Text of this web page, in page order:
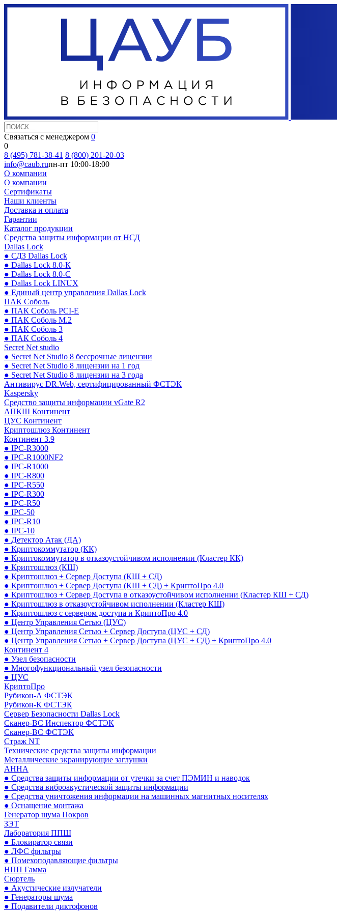
Связаться с менеджером 0
0
8 (495) 781-38-41 8 (800) 201-20-03
info@caub.ruпн-пт 10:00-18:00
О компании
О компании
Сертификаты
Наши клиенты
Доставка и оплата
Гарантии
Каталог продукции
Средства защиты информации от НСД
Dallas Lock
● СДЗ Dallas Lock
● Dallas Lock 8.0-К
● Dallas Lock 8.0-С
● Dallas Lock LINUX
● Единый центр управления Dallas Lock
ПАК Соболь
● ПАК Соболь PCI-E
● ПАК Соболь М.2
● ПАК Соболь 3
● ПАК Соболь 4
Secret Net studio
● Secret Net Studio 8 бессрочные лицензии
● Secret Net Studio 8 лицензии на 1 год
● Secret Net Studio 8 лицензии на 3 года
Антивирус DR.Web, сертифицированный ФСТЭК
Kaspersky
Средство защиты информации vGate R2
АПКШ Континент
ЦУС Континент
Криптошлюз Континент
Континент 3.9
● IPC-R3000
● IPC-R1000NF2
● IPC-R1000
● IPC-R800
● IPC-R550
● IPC-R300
● IPC-R50
● IPC-50
● IPC-R10
● IPC-10
● Детектор Атак (ДА)
● Криптокоммутатор (КК)
● Криптокоммутатор в отказоустойчивом исполнении (Кластер КК)
● Криптошлюз (КШ)
● Криптошлюз + Сервер Доступа (КШ + СД)
● Криптошлюз + Сервер Доступа (КШ + СД) + КриптоПро 4.0
● Криптошлюз + Сервер Доступа в отказоустойчивом исполнении (Кластер КШ + СД)
● Криптошлюз в отказоустойчивом исполнении (Кластер КШ)
● Криптошлюз с сервером доступа и КриптоПро 4.0
● Центр Управления Сетью (ЦУС)
● Центр Управления Сетью + Сервер Доступа (ЦУС + СД)
● Центр Управления Сетью + Сервер Доступа (ЦУС + СД) + КриптоПро 4.0
Континент 4
● Узел безопасности
● Многофункциональный узел безопасности
● ЦУС
КриптоПро
Рубикон-А ФСТЭК
Рубикон-К ФСТЭК
Сервер Безопасности Dallas Lock
Сканер-ВС Инспектор ФСТЭК
Сканер-ВС ФСТЭК
Страж NT
Технические средства защиты информации
Металлические экранирующие заглушки
АННА
● Средства защиты информации от утечки за счет ПЭМИН и наводок
● Средства виброакустической защиты информации
● Средства уничтожения информации на машинных магнитных носителях
● Оснащение монтажа
Генератор шума Покров
ЗЭТ
Лаборатория ППШ
● Блокиратор связи
● ЛФС фильтры
● Помехоподавляющие фильтры
НПП Гамма
Сюртель
● Акустические излучатели
● Генераторы шума
● Подавители диктофонов